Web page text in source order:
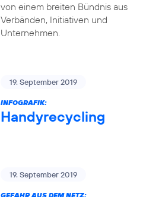
von einem breiten Bündnis aus
Verbänden, Initiativen und
Unternehmen.
19. September 2019
INFOGRAFIK:
Handyrecycling
19. September 2019
GEFAHR AUS DEM NETZ: